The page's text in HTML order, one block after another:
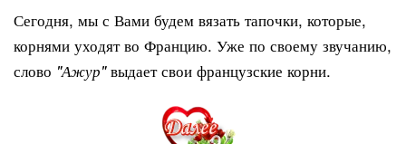
Сегодня, мы с Вами будем вязать тапочки, которые,
корнями уходят во Францию. Уже по своему звучанию,
слово "Ажур"выдает свои французские корни.